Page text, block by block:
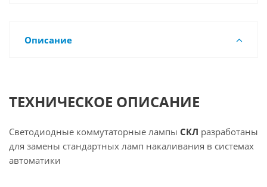
Описание
ТЕХНИЧЕСКОЕ ОПИСАНИЕ
Светодиодные коммутаторные лампы СКЛ разработаны
для замены стандартных ламп накаливания в системах
автоматики